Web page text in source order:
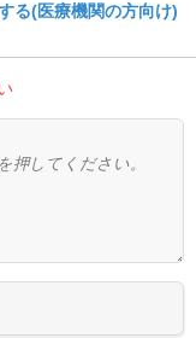
る(医療機関の方向け)